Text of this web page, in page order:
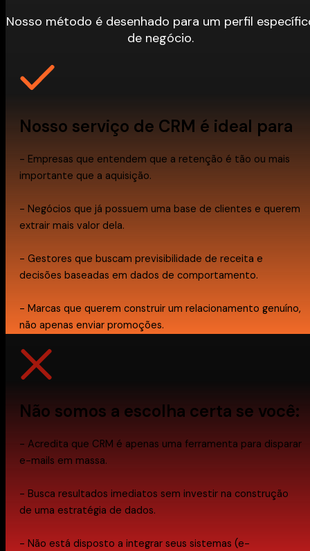
Nosso método é desenhado para um perfil
de negócio.
Nosso serviço de CRM é ideal para
- Empresas que entendem que a retenção é tão ou mais
importante que a aquisição.
- Negócios que já possuem uma base de clientes e querem
extrair mais valor dela.
- Gestores que buscam previsibilidade de receita e
decisões baseadas em dados de comportamento.
- Marcas que querem construir um relacionamento genuíno,
não apenas enviar promoções.
Não somos a escolha certa se você:
- Acredita que CRM é apenas uma ferramenta para disparar
e-mails em massa.
- Busca resultados imediatos sem investir na construção
de uma estratégia de dados.
- Não está disposto a integrar seus sistemas (e-